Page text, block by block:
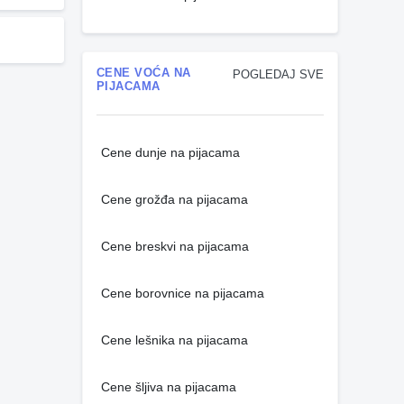
POGLEDAJ SVE
CENE VOĆA NA
PIJACAMA
Cene dunje na pijacama
Cene grožđa na pijacama
Cene breskvi na pijacama
Cene borovnice na pijacama
Cene lešnika na pijacama
Cene šljiva na pijacama